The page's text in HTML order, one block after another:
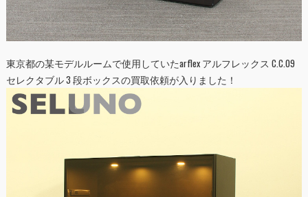
東京都の某モデルルームで使用していたarflex アルフレックス C.C.09
セレクタブル 3 段ボックスの買取依頼が入りました！